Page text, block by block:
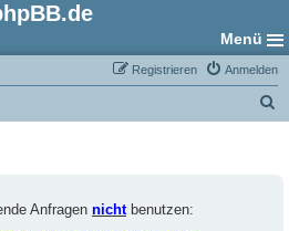
Menü
Anmelden
Registrieren
Anfragen nichtbenutzen: